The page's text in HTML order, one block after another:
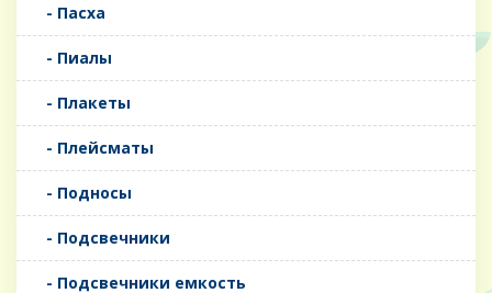
- Пасха
- Пиалы
- Плакеты
- Плейсматы
- Подносы
- Подсвечники
- Подсвечники емкость